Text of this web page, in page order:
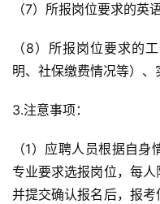
（7）所报岗位要求的英
（8）所报岗位要求的
明、社保缴费情况等）、
3.注意事项：
（1）应聘人员根据自身
专业要求选报岗位，每
并提交确认报名后，报